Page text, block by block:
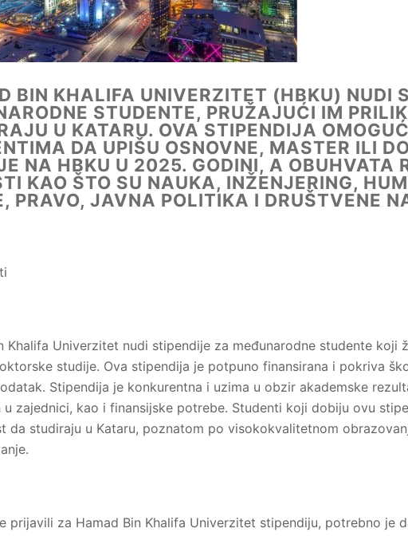
BIN KHALIFA UNIVERZITET (HBKU) NUDI
STUDENTE, PRUŽAJUĆI IM
U KATARU. OVA STIPENDIJA
DA UPIŠU OSNOVNE, MASTER ILI
NA HBKU U 2025. GODINI, A OBUHVATA
KAO ŠTO SU NAUKA, INŽENJERING,
PRAVO, JAVNA POLITIKA I DRUŠTVENE
Khalifa Univerzitet nudi stipendije za međunarodne studente koji
studije. Ova stipendija je potpuno finansirana i pokriva
Stipendija je konkurentna i uzima u obzir akademske
u zajednici, kao i finansijske potrebe. Studenti koji dobiju ovu
da studiraju u Kataru, poznatom po visokokvalitetnom
prijavili za Hamad Bin Khalifa Univerzitet stipendiju, potrebno je